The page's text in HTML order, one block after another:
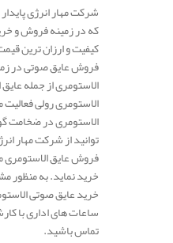
شرکت مهار انرژی
که در زمینه فروش و
کیفیت و ارزان ترین
فروش عایق صوتی در
الاستومری از جمله
الاستومری رولی
الاستومری در ضخامت
توانید از شرکت مهار
فروش عایق
خرید نماید. به منظور
خرید عایق صوتی
ساعات های اداری با
تماس باشید.